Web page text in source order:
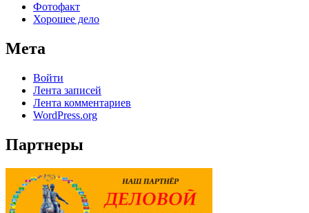
Фотофакт
Хорошее дело
Мета
Войти
Лента записей
Лента комментариев
WordPress.org
Партнеры